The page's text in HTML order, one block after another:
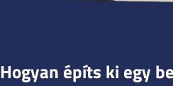
Hogyan építs ki egy